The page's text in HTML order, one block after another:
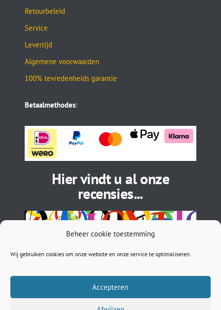
Beheer cookie toestemming
Wij gebruiken cookies om onze website en onze service te optimaliseren.
Accepteren
Retourbeleid
Service
Levertijd
Algemene voorwaarden
100% tevredenheids garantie
Betaalmethodes:
Hier vindt u al onze
recensies...